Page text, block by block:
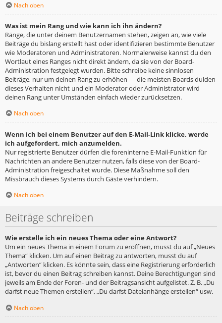
Nach oben
Was ist mein Rang und wie kann ich ihn ändern?
Ränge, die unter deinem Benutzernamen stehen, zeigen an, wie viele
Beiträge du bislang erstellt hast oder identifizieren bestimmte Benutzer
wie Moderatoren und Administratoren. Normalerweise kannst du den
Wortlaut eines Ranges nicht direkt ändern, da sie von der Board-
Administration festgelegt wurden. Bitte schreibe keine sinnlosen
Beiträge, nur um deinen Rang zu erhöhen — die meisten Boards dulden
dieses Verhalten nicht und ein Moderator oder Administrator wird
deinen Rang unter Umständen einfach wieder zurücksetzen.
Nach oben
Wenn ich bei einem Benutzer auf den E-Mail-Link klicke, werde
ich aufgefordert, mich anzumelden.
Nur registrierte Benutzer dürfen die foreninterne E-Mail-Funktion für
Nachrichten an andere Benutzer nutzen, falls diese von der Board-
Administration freigeschaltet wurde. Diese Maßnahme soll den
Missbrauch dieses Systems durch Gäste verhindern.
Nach oben
Beiträge schreiben
Wie erstelle ich ein neues Thema oder eine Antwort?
Um ein neues Thema in einem Forum zu eröffnen, musst du auf „Neues
Thema“ klicken. Um auf einen Beitrag zu antworten, musst du auf
„Antworten“ klicken. Es könnte sein, dass eine Registrierung erforderlich
ist, bevor du einen Beitrag schreiben kannst. Deine Berechtigungen sind
jeweils am Ende der Foren- und der Beitragsansicht aufgelistet. Z. B. „Du
darfst neue Themen erstellen“, „Du darfst Dateianhänge erstellen“ usw.
Nach oben